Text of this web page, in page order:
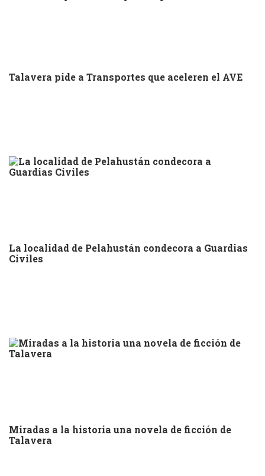
Talavera pide a Transportes que aceleren el AVE
La localidad de Pelahustán condecora a Guardias
Civiles
Miradas a la historia una novela de ficción de
Talavera